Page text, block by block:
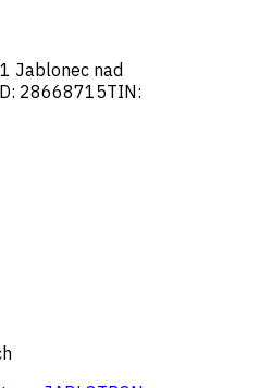
Jablonec nad
28668715TIN: